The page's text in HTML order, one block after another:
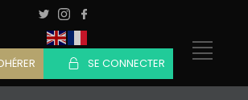
SE CONNECTER